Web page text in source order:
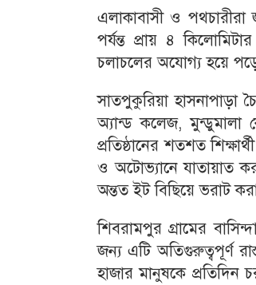
এলাকাবাসী ও
পর্যন্ত প্রায় ৪
চলাচলের অযোগ্য হয়ে
সাতপুকুরিয়া হাসনাপাড়া
অ্যান্ড কলেজ, মুন্ডুমালা
প্রতিষ্ঠানের শতশত
ও অটোভ্যানে যাতায়াত
অন্তত ইট বিছিয়ে ভরাট
শিবরামপুর গ্রামের
জন্য এটি অতিগুরুত্বপূর্ণ
হাজার মানুষকে প্রতিদিন